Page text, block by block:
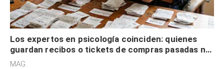
Los expertos en psicología coinciden: quienes
guardan recibos o tickets de compras pasadas no
son acumuladores, sino que tienen necesidad de
MAG.